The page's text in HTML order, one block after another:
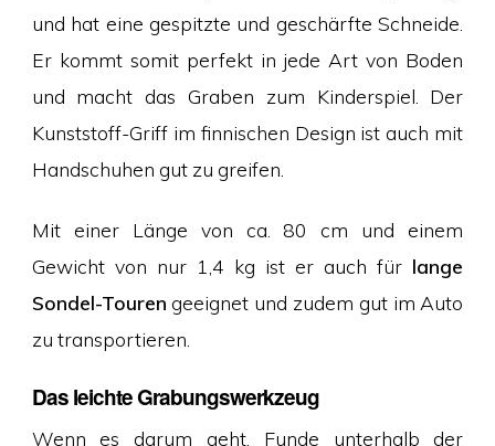
und hat eine gespitzte und geschärfte Schneide.
Er kommt somit perfekt in jede Art von Boden
und macht das Graben zum Kinderspiel. Der
Kunststoff-Griff im finnischen Design ist auch mit
Handschuhen gut zu greifen.
Mit einer Länge von ca. 80 cm und einem
Gewicht von nur 1,4 kg ist er auch für lange
Sondel-Touren geeignet und zudem gut im Auto
zu transportieren.
Das leichte Grabungswerkzeug
Wenn es darum geht, Funde unterhalb der